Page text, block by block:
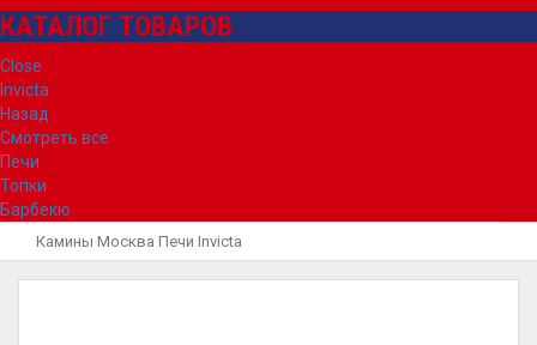
КАТАЛОГ ТОВАРОВ
Close
Invicta
Назад
Смотреть все
Печи
Топки
Барбекю
Камины Москва Печи Invicta